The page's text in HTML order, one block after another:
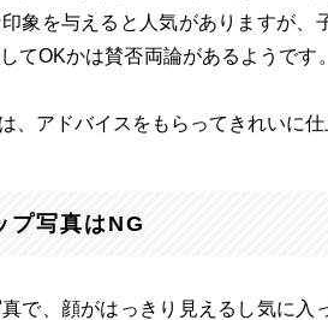
象を与えると人気がありますが、
てOKかは賛否両論があるようです
、アドバイスをもらってきれいに仕
プ写真はNG
で、顔がはっきり見えるし気に入